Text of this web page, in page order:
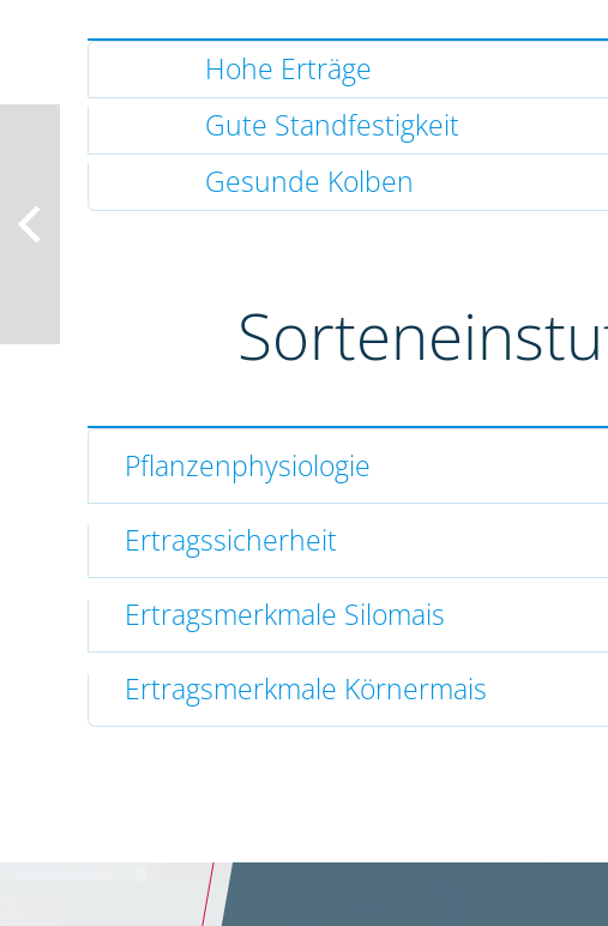
Hohe Erträge
Gute Standfestigkeit
Gesunde Kolben
Pflanzenphysiologie
Ertragssicherheit
Ertragsmerkmale Silomais
Ertragsmerkmale Körnermais